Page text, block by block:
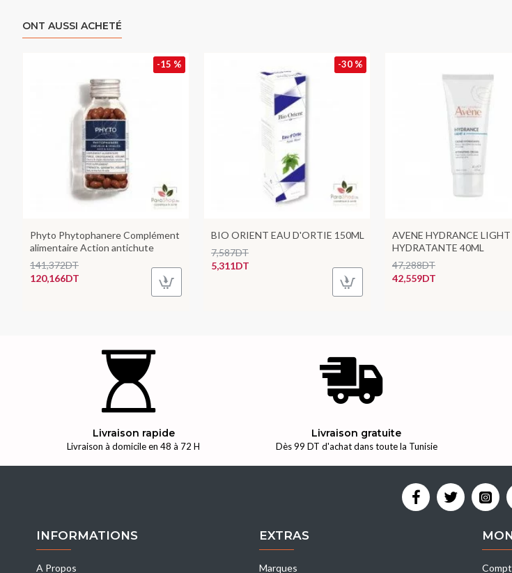
ONT AUSSI ACHETÉ
-15 %
Phyto Phytophanere Complément
alimentaire Action antichute
120,166DT
141,372DT
-30 %
BIO ORIENT EAU D'ORTIE 150ML
5,311DT
7,587DT
AVENE HYDRANCE LIGHT
HYDRATANTE 40ML
42,559DT
47,288DT
Livraison rapide
Livraison à domicile en 48 à 72 H
Livraison gratuite
Dès 99 DT d'achat dans toute la Tunisie
INFORMATIONS
A Propos
EXTRAS
Marques